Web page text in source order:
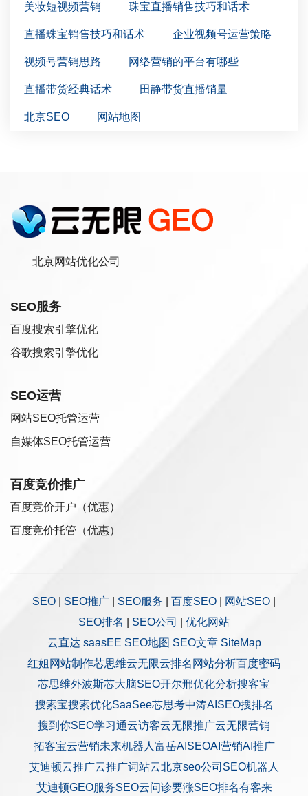
美妆短视频营销 珠宝直播销售技巧和话术
直播珠宝销售技巧和话术 企业视频号运营策略
视频号营销思路 网络营销的平台有哪些
直播带货经典话术 田静带货直播销量
北京SEO 网站地图
北京网站优化公司
SEO服务
百度搜索引擎优化
谷歌搜索引擎优化
SEO运营
网站SEO托管运营
自媒体SEO托管运营
百度竞价推广
百度竞价开户（优惠）
百度竞价托管（优惠）
SEO SEO推广 SEO服务 百度SEO 网站SEO
SEO排名
SEO公司
优化网站
云直达 saasEE SEO地图 SEO文章 SiteMap
红姐网站制作芯思维云无限云排名 网站分析百度密码
芯思维外波斯芯大脑SEO开尔邢优化分析搜客宝
搜索宝搜索优化SaaSee芯思考中涛AISEO搜排名
搜到你SEO学习通云访客云无限推广云无限营销
拓客宝云营销未来机器人 富岳AISEOAI营销AI推广
艾迪顿云推广云推广词站云北京seo公司 SEO机器人
艾迪顿GEO服务SEO云问诊要涨SEO排名有客来